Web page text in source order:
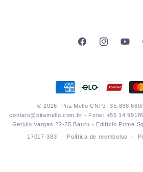
FacebookInstagram
Formas
de
pagamento
© 2026, Pita Mello CNPJ:
contato@pitamello.com.br - Fone: +55 14
Getúlio Vargas 22-25 Bauru - Edifício Prime
17017-383
Política de reembolso